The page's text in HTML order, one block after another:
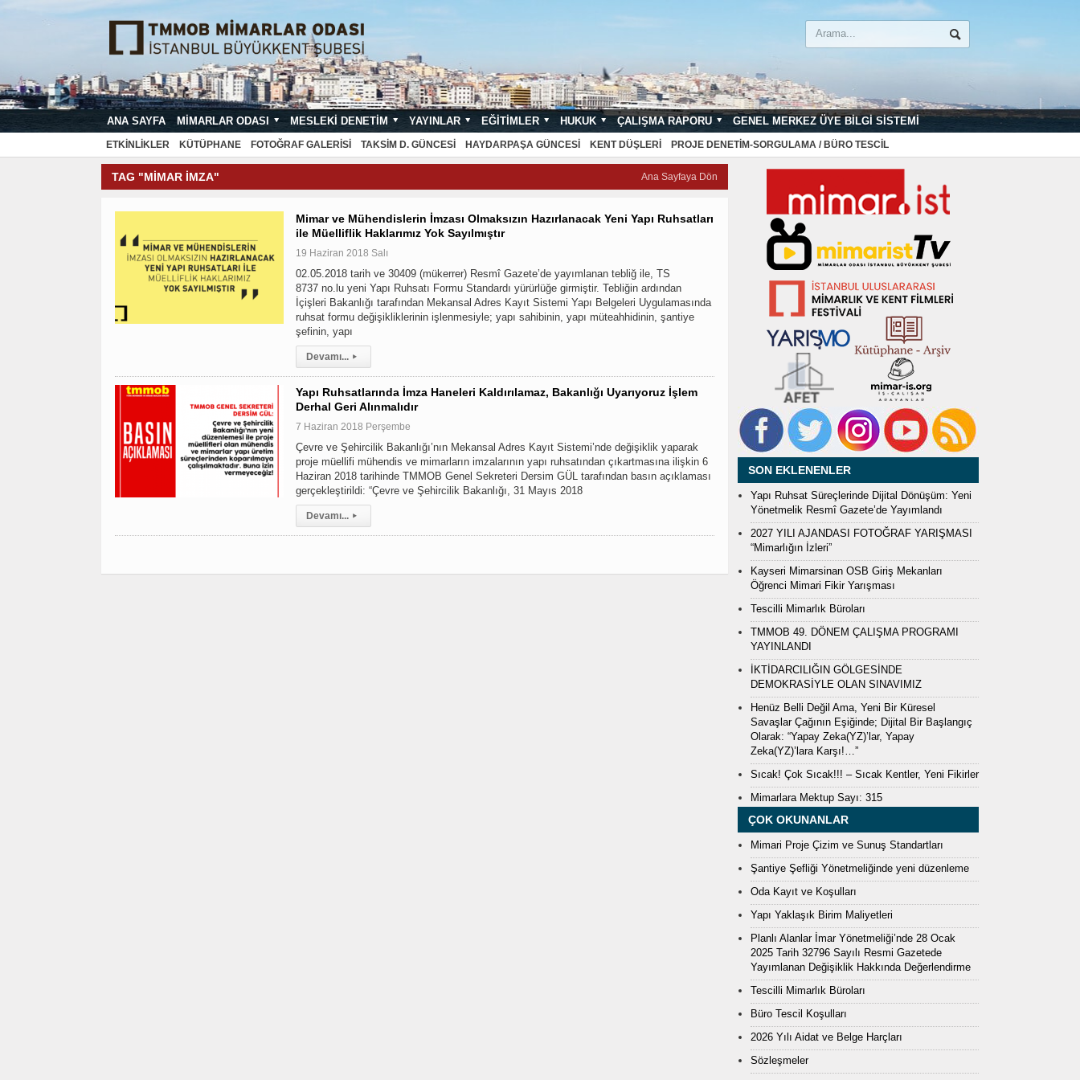
ANA SAYFA MIMARLAR ODASI MESLEKI DENETIM YAYINLAR EĞITIMLER HUKUK ÇALIŞMA RAPORU GENEL MERKEZ ÜYE BILGI SISTEMI
ETKINLIKLER KÜTÜPHANE FOTOĞRAF GALERISI TAKSIM D. GÜNCESI HAYDARPAŞA GÜNCESI KENT DÜŞLERI PROJE DENETIM-SORGULAMA / BÜRO TESCIL
Ana Sayfaya Dön
TAG "MIMAR IMZA"
Mimar ve Mühendislerin İmzası Olmaksızın Hazırlanacak Yeni Yapı Ruhsatları
ile Müelliflik Haklarımız Yok Sayılmıştır
19 Haziran 2018 Salı
02.05.2018 tarih ve 30409 (mükerrer) Resmî Gazete’de yayımlanan tebliğ ile, TS
8737 no.lu yeni Yapı Ruhsatı Formu Standardı yürürlüğe girmiştir. Tebliğin ardından
İçişleri Bakanlığı tarafından Mekansal Adres Kayıt Sistemi Yapı Belgeleri Uygulamasında
ruhsat formu değişikliklerinin işlenmesiyle; yapı sahibinin, yapı müteahhidinin, şantiye
şefinin, yapı
Devamı... ▸
Yapı Ruhsatlarında İmza Haneleri Kaldırılamaz, Bakanlığı Uyarıyoruz İşlem
Derhal Geri Alınmalıdır
7 Haziran 2018 Perşembe
Çevre ve Şehircilik Bakanlığı’nın Mekansal Adres Kayıt Sistemi’nde değişiklik yaparak
proje müellifi mühendis ve mimarların imzalarının yapı ruhsatından çıkartmasına ilişkin 6
Haziran 2018 tarihinde TMMOB Genel Sekreteri Dersim GÜL tarafından basın açıklaması
gerçekleştirildi: “Çevre ve Şehircilik Bakanlığı, 31 Mayıs 2018
Devamı... ▸
SON EKLENENLER
Yapı Ruhsat Süreçlerinde Dijital Dönüşüm: Yeni
Yönetmelik Resmî Gazete’de Yayımlandı
2027 YILI AJANDASI FOTOĞRAF YARIŞMASI
“Mimarlığın İzleri”
Kayseri Mimarsinan OSB Giriş Mekanları
Öğrenci Mimari Fikir Yarışması
Tescilli Mimarlık Büroları
TMMOB 49. DÖNEM ÇALIŞMA PROGRAMI
YAYINLANDI
İKTİDARCILIĞIN GÖLGESİNDE
DEMOKRASİYLE OLAN SINAVIMIZ
Henüz Belli Değil Ama, Yeni Bir Küresel
Savaşlar Çağının Eşiğinde; Dijital Bir Başlangıç
Olarak: “Yapay Zeka(YZ)’lar, Yapay
Zeka(YZ)’lara Karşı!…”
Sıcak! Çok Sıcak!!! – Sıcak Kentler, Yeni Fikirler
Mimarlara Mektup Sayı: 315
ÇOK OKUNANLAR
Mimari Proje Çizim ve Sunuş Standartları
Şantiye Şefliği Yönetmeliğinde yeni düzenleme
Oda Kayıt ve Koşulları
Yapı Yaklaşık Birim Maliyetleri
Planlı Alanlar İmar Yönetmeliği’nde 28 Ocak
2025 Tarih 32796 Sayılı Resmi Gazetede
Yayımlanan Değişiklik Hakkında Değerlendirme
Tescilli Mimarlık Büroları
Büro Tescil Koşulları
2026 Yılı Aidat ve Belge Harçları
Sözleşmeler